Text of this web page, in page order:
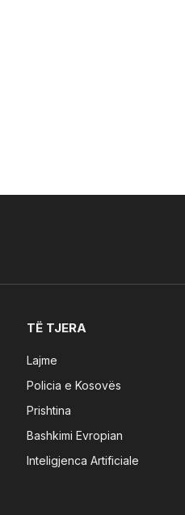
TË TJERA
Lajme
Policia e Kosovës
Prishtina
Bashkimi Evropian
Inteligjenca Artificiale